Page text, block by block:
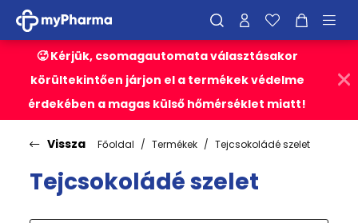
🥵 Kérjük, csomagautomata választásakor
körültekintően járjon el a termékek védelme
érdekében a magas külső hőmérséklet miatt!
Vissza Főoldal Termékek Tejcsokoládé szelet
Tejcsokoládé szelet